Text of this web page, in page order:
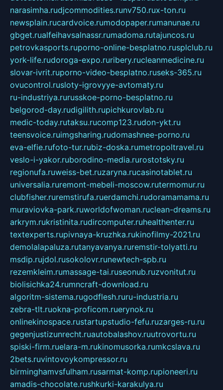
narasimha.rudjcommodities.runv750.rux-ton.ru
newsplain.rucardvoice.rumodopaper.rumanunae.ru
gbget.rualfeihavsalnassr.rumadoma.rutajuncos.ru
petrovkasports.ruporno-online-besplatno.rusplclub.ru
york-life.rudoroga-expo.ruribery.rucleanmedicine.ru
slovar-ivrit.ruporno-video-besplatno.ruseks-365.ru
ovucontrol.rusloty-igrovyye-avtomaty.ru
ru-industriya.rurusskoe-porno-besplatno.ru
belgorod-day.rudigilith.rupichkurovlab.ru
medic-today.rutaksu.rucomp123.rudon-ykt.ru
teensvoice.ruimgsharing.rudomashnee-porno.ru
eva-elfie.rufoto-tur.rubiz-doska.rumetropoltravel.ru
veslo-i-yakor.ruborodino-media.rurostotsky.ru
regionufa.ruweiss-bet.ruzaryna.rucasinotablet.ru
universalia.ruremont-mebeli-moscow.rutermomur.ru
clubfisher.ruremstirufa.ruerdamchi.rudoramamama.ru
muraviovka-park.ruworldofwoman.ruclean-dreams.ru
arkrym.rukristinita.rudircomputer.ruhealthenter.ru
textexperts.rupivnaya-kruzhka.rukinofilmy-2021.ru
demolalapaluza.rutanyavanya.ruremstir-tolyatti.ru
msdip.rujdol.rusokolovr.runewtech-spb.ru
rezemkleim.rumassage-tai.ruseonub.ruzvonitut.ru
biolisichka24.rumncraft-download.ru
algoritm-sistema.rugodflesh.ruru-industria.ru
zebra-tlt.ruokna-proficom.ruerynok.ru
onlinekinospace.rustartupstudio-fefu.ruzarges-ru.ru
gegenjustizunrecht.ruautobalashov.ruutrovortu.ru
spiski-firm.ruelara-m.rukinomusorka.rumkcslava.ru
2bets.ruvintovoykompressor.ru
birminghamvsfulham.rusarmat-komp.rupioneeri.ru
amadis-chocolate.rushkurki-karakulya.ru